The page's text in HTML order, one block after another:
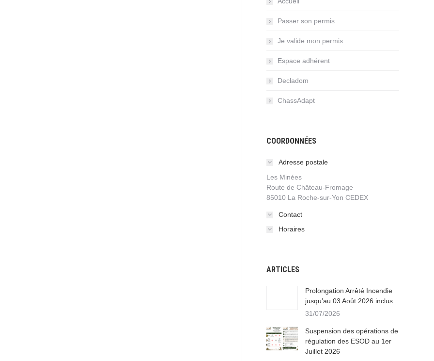
Passer son permis
Je valide mon permis
Espace adhérent
Decladom
ChassAdapt
COORDONNÉES
Adresse postale
Les Minées
Route de Château-Fromage
85010 La Roche-sur-Yon CEDEX
Contact
Horaires
ARTICLES
Prolongation Arrêté Incendie
jusqu’au 03 Août 2026 inclus
31/07/2026
Suspension des opérations de
régulation des ESOD au 1er
Juillet 2026